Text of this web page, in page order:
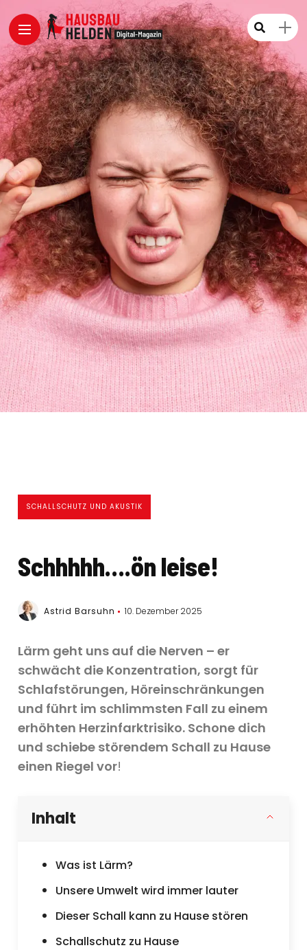
Schhhhh….ön leise!
Astrid Barsuhn 10. Dezember 2025
Lärm geht uns auf die Nerven – er
schwächt die Konzentration, sorgt für
Schlafstörungen, Höreinschränkungen
und führt im schlimmsten Fall zu einem
erhöhten Herzinfarktrisiko. Schone dich
und schiebe störendem Schall zu Hause
einen Riegel vor!
Inhalt
Was ist Lärm?
Unsere Umwelt wird immer lauter
Dieser Schall kann zu Hause stören
Schallschutz zu Hause
SCHALLSCHUTZ UND AKUSTIK